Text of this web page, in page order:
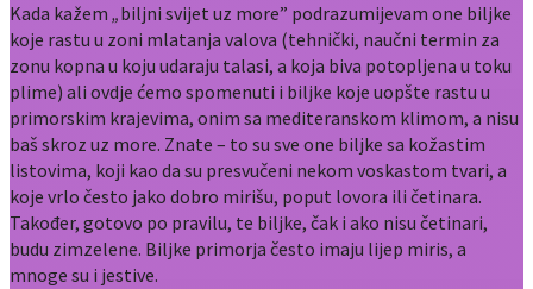
Kada kažem „biljni svijet uz more” podrazumijevam one biljke
koje rastu u zoni mlatanja valova (tehnički, naučni termin za
zonu kopna u koju udaraju talasi, a koja biva potopljena u toku
plime) ali ovdje ćemo spomenuti i biljke koje uopšte rastu u
primorskim krajevima, onim sa mediteranskom klimom, a nisu
baš skroz uz more. Znate – to su sve one biljke sa kožastim
listovima, koji kao da su presvučeni nekom voskastom tvari, a
koje vrlo često jako dobro mirišu, poput lovora ili četinara.
Također, gotovo po pravilu, te biljke, čak i ako nisu četinari,
budu zimzelene. Biljke primorja često imaju lijep miris, a
mnoge su i jestive.